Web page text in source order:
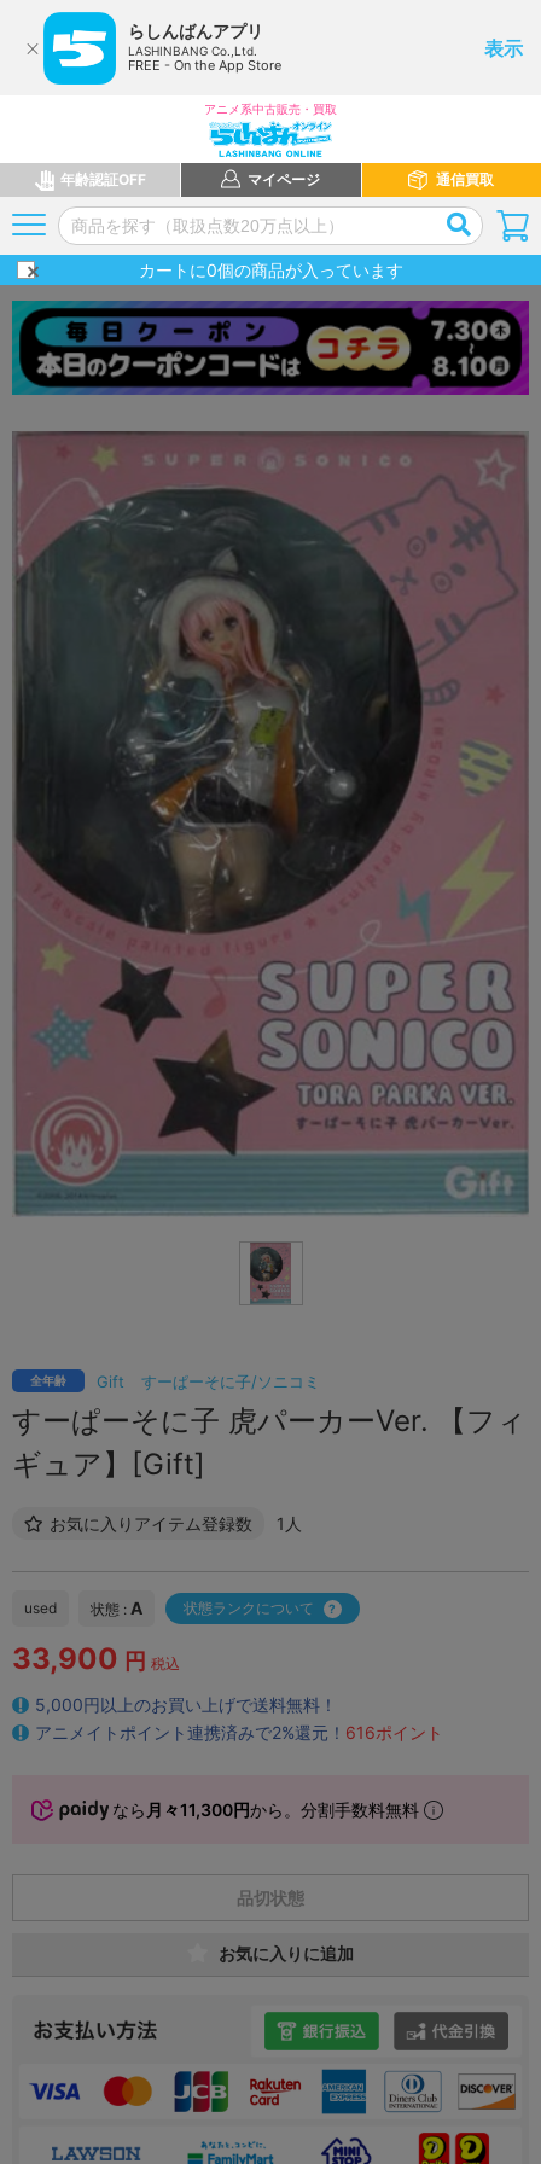
らしんばんアプリ
LASHINBANG Co.,Ltd.
FREE - On the App Store
表示
アニメ系中古販売・買取
年齢認証OFF マイページ 通信買取
カートに0個の商品が入っています
Gift すーぱーそに子/ソニコミ
全年齢
すーぱーそに子 虎パーカーVer. 【フィ
ギュア】[Gift]
お気に入りアイテム登録数 1人
used 状態 : A 状態ランクについて
33,900 円 税込
5,000円以上のお買い上げで送料無料！
アニメイトポイント連携済みで2%還元！ 616ポイント
なら 月々11,300円から。分割手数料無料
品切状態
お気に入りに追加